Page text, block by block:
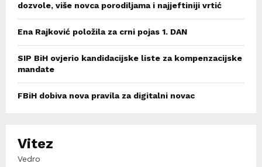
dozvole, više novca porodiljama i najjeftiniji vrtić
Ena Rajković položila za crni pojas 1. DAN
SIP BiH ovjerio kandidacijske liste za kompenzacijske
mandate
FBiH dobiva nova pravila za digitalni novac
Vitez
Vedro